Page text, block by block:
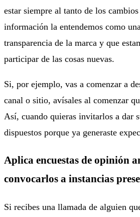
estar siempre al tanto de los
información la entendemos como
transparencia de la marca y que
participar de las cosas nuevas.
Si, por ejemplo, vas a comenzar a
canal o sitio, avísales al comenzar
Así, cuando quieras invitarlos a dar
dispuestos porque ya generaste
Aplica encuestas de opinión
convocarlos a instancias
Si recibes una llamada de alguien